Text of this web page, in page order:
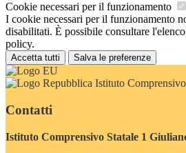
Cookie necessari per il funzionamento
I cookie necessari per il funzionamento
disabilitati. È possibile consultare
policy.
Accetta tutti Salva le preferenze
Istituto
Contatti
Istituto Comprensivo Statale 1